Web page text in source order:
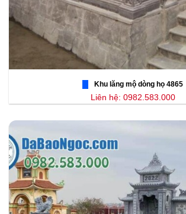
Khu lăng mộ dòng họ 4865
Liên hệ: 0982.583.000